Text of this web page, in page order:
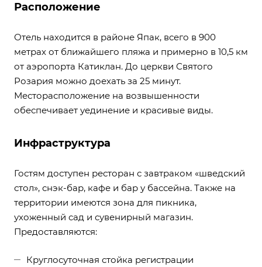
Расположение
Отель находится в районе Япак, всего в 900
метрах от ближайшего пляжа и примерно в 10,5 км
от аэропорта Катиклан. До церкви Святого
Розария можно доехать за 25 минут.
Месторасположение на возвышенности
обеспечивает уединение и красивые виды.
Инфраструктура
Гостям доступен ресторан с завтраком «шведский
стол», снэк-бар, кафе и бар у бассейна. Также на
территории имеются зона для пикника,
ухоженный сад и сувенирный магазин.
Предоставляются:
Круглосуточная стойка регистрации